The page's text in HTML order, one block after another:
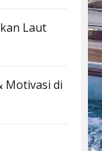
Laut
Motivasi di